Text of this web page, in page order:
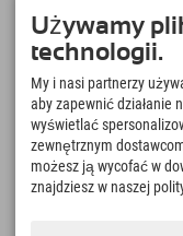
marzeń, przeglądem
innymi. Pobierz teraz!
Czas na chwile
166
Jeziora górskie i
rekreacyjne
8.991km
Używamy
technologii.
My i nasi partnerzy
aby zapewnić działanie
wyświetlać
zewnętrznym
możesz ją wycofać w
znajdziesz w naszej